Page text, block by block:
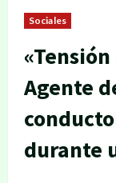
Sociales
Agente
durante